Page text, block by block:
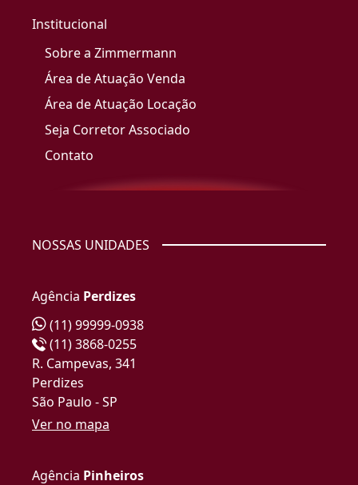
Institucional
Sobre a Zimmermann
Área de Atuação Venda
Área de Atuação Locação
Seja Corretor Associado
Contato
NOSSAS UNIDADES
Agência Perdizes
(11) 99999-0938
(11) 3868-0255
R. Campevas, 341
Perdizes
São Paulo - SP
Ver no mapa
Agência Pinheiros